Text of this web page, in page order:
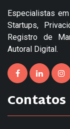
Especialistas
Startups,
Registro de
Autoral Digital.
Contatos